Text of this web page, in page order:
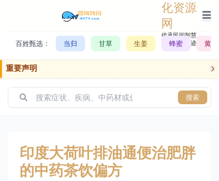
化资源
网
传承民间智慧，
记录历史轨迹
百姓甄选： 当归 甘草 生姜 蜂蜜 黄芪
重要声明
搜索
印度大荷叶排油通便治肥胖
的中药茶饮偏方